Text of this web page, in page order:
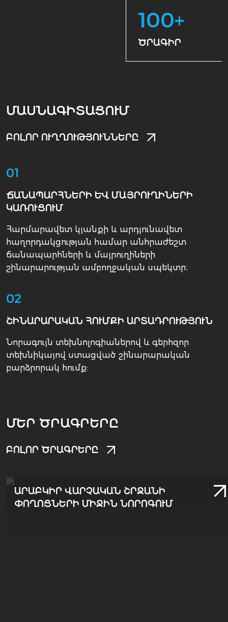
100+
ԾՐԱԳԻՐ
ՄԱՍՆԱԳԻՏԱՑՈՒՄ
ԲՈԼՈՐ ՈՒՂՂՈՒԹՅՈՒՆՆԵՐԸ
01
ՃԱՆԱՊԱՐՀՆԵՐԻ ԵՒ ՄԱՅՐՈՒՂԻՆԵՐԻ Կ
ԱՌՈՒՑՈՒՄ
Հարմարավետ կյանքի և արդյունավետ
հաղորդակցության համար անհրաժեշտ
ճանապարհների և մայրուղիների
շինարարության ամբողջական սպեկտր։
02
ՇԻՆԱՐԱՐԱԿԱՆ ՀՈՒՄՔԻ ԱՐՏԱԴՐՈՒԹՅՈՒՆ
Նորագույն տեխնոլոգիաներով և գերհզոր
տեխնիկայով ստացված շինարարական
բարձրորակ հումք:
ՄԵՐ ԾՐԱԳՐԵՐԸ
ԲՈԼՈՐ ԾՐԱԳՐԵՐԸ
ԱՐԱԲԿԻՐ ՎԱՐՉԱԿԱՆ ՇՐՋԱՆԻ
ՓՈՂՈՑՆԵՐԻ ՄԻՋԻՆ ՆՈՐՈԳՈՒՄ